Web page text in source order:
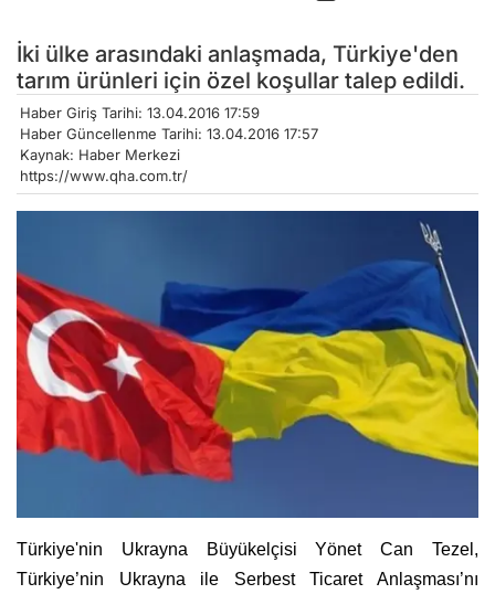
İki ülke arasındaki anlaşmada, Türkiye'den
tarım ürünleri için özel koşullar talep edildi.
Haber Giriş Tarihi: 13.04.2016 17:59
Haber Güncellenme Tarihi: 13.04.2016 17:57
Kaynak: Haber Merkezi
https://www.qha.com.tr/
Türkiye'nin Ukrayna Büyükelçisi Yönet Can Tezel,
Türkiye’nin Ukrayna ile Serbest Ticaret Anlaşması’nı